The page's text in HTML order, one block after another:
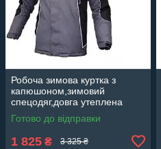
Робоча зимова куртка з
капюшоном,зимовий
спецодяг,довга утеплена
куртка,уніформа зимова
Artmaster Win Long
Готово до відправки
1 825 ₴ 3 325 ₴